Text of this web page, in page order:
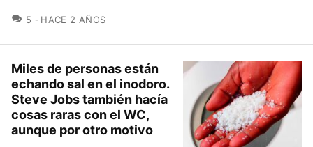
5 COMENTARIOS
HACE 2 AÑOS
Miles de personas están
echando sal en el inodoro.
Steve Jobs también hacía
cosas raras con el WC,
aunque por otro motivo